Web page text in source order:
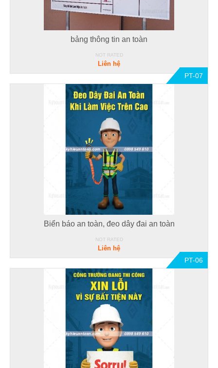
bảng thông tin an toàn
NOT RATED
Liên hệ
PT-07
Biển báo an toàn, đeo dây đai an toàn
NOT RATED
Liên hệ
PT-06